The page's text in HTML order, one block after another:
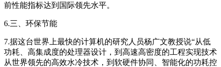
前性能指标达到国际领先水平。
6.三、环保节能
7.据这台世界上最快的计算机的研究人员杨广文教授说“从低
功耗、高集成度的处理器设计，到高速高密度的工程实现技术
从世界领先的高效水冷技术，到软硬件协同、智能化的功耗控